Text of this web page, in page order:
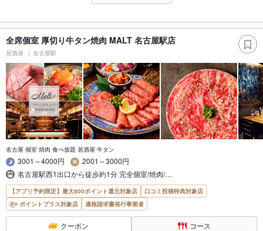
全席個室 厚切り牛タン焼肉 MALT 名古屋駅店
居酒屋 名古屋駅
名古屋 個室 焼肉 食べ放題 居酒屋 牛タン
3001～4000円
2001～3000円
名古屋駅西1出口から徒歩約1分 完全個室/焼肉/…
【アプリ予約限定】最大800ポイント還元対象店
口コミ投稿特典対象店
ポイントプラス対象店
適格請求書発行事業者
クーポン コース